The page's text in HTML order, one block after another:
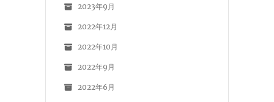
2023年9月
2022年12月
2022年10月
2022年9月
2022年6月